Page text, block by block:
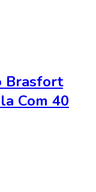
Brasfort
Com 40